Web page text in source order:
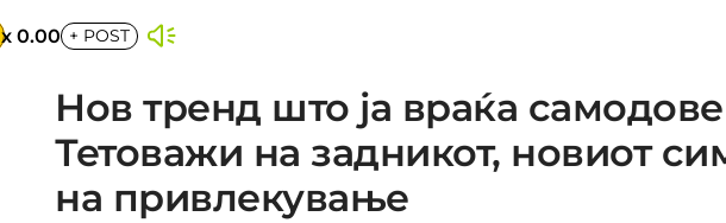
x 0.00 + POST
Нов тренд што ја враќа
Тетоважи на задникот, новиот
на привлекување